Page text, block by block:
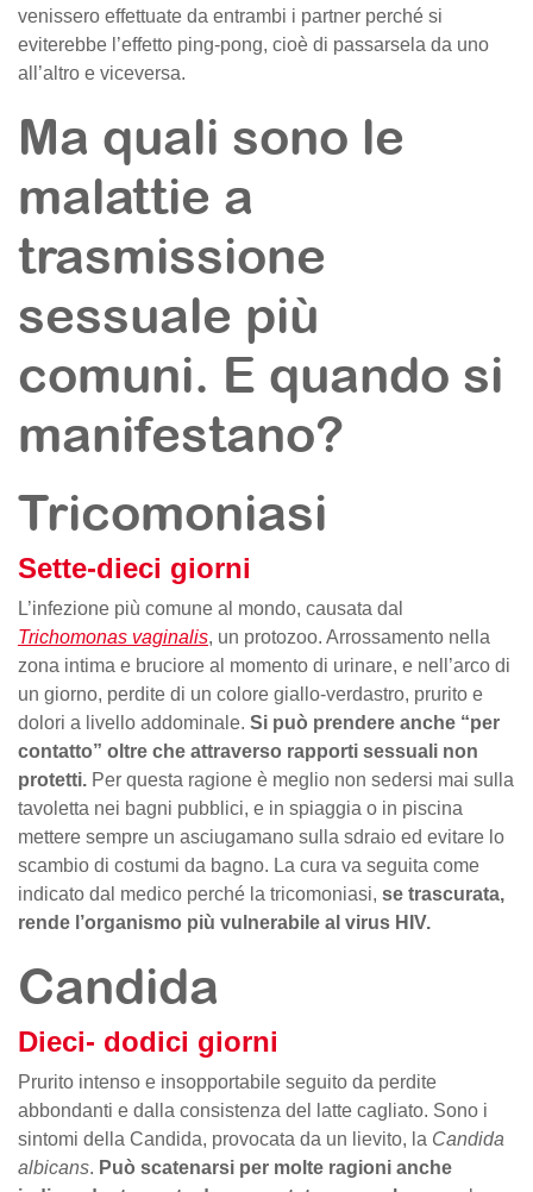
venissero effettuate da entrambi i partner perché si
eviterebbe l’effetto ping-pong, cioè di passarsela da uno
all’altro e viceversa.
Ma quali sono le
malattie a
trasmissione
sessuale più
comuni. E quando si
manifestano?
Tricomoniasi
Sette-dieci giorni
L’infezione più comune al mondo, causata dal
Trichomonas vaginalis, un protozoo. Arrossamento nella
zona intima e bruciore al momento di urinare, e nell’arco di
un giorno, perdite di un colore giallo-verdastro, prurito e
dolori a livello addominale. Si può prendere anche “per
contatto” oltre che attraverso rapporti sessuali non
protetti. Per questa ragione è meglio non sedersi mai sulla
tavoletta nei bagni pubblici, e in spiaggia o in piscina
mettere sempre un asciugamano sulla sdraio ed evitare lo
scambio di costumi da bagno. La cura va seguita come
indicato dal medico perché la tricomoniasi, se trascurata,
rende l’organismo più vulnerabile al virus HIV.
Candida
Dieci- dodici giorni
Prurito intenso e insopportabile seguito da perdite
abbondanti e dalla consistenza del latte cagliato. Sono i
sintomi della Candida, provocata da un lievito, la Candida
albicans. Può scatenarsi per molte ragioni anche